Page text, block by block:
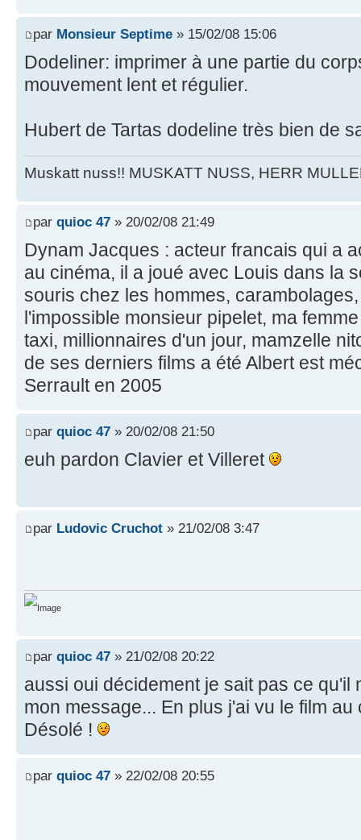
par Monsieur Septime » 15/02/08 15:06
Dodeliner: imprimer à une partie du
mouvement lent et régulier.
Hubert de Tartas dodeline très bien de
Muskatt nuss!! MUSKATT NUSS, HERR
par quioc 47 » 20/02/08 21:49
Dynam Jacques : acteur francais qui a
au cinéma, il a joué avec Louis dans la
souris chez les hommes,
l'impossible monsieur pipelet, ma
taxi, millionnaires d'un jour, mamzelle
de ses derniers films a été Albert est
Serrault en 2005
par quioc 47 » 20/02/08 21:50
euh pardon Clavier et Villeret
par Ludovic Cruchot » 21/02/08 3:47
par quioc 47 » 21/02/08 20:22
aussi oui décidement je sait pas ce qu'il
mon message... En plus j'ai vu le film
Désolé !
par quioc 47 » 22/02/08 20:55